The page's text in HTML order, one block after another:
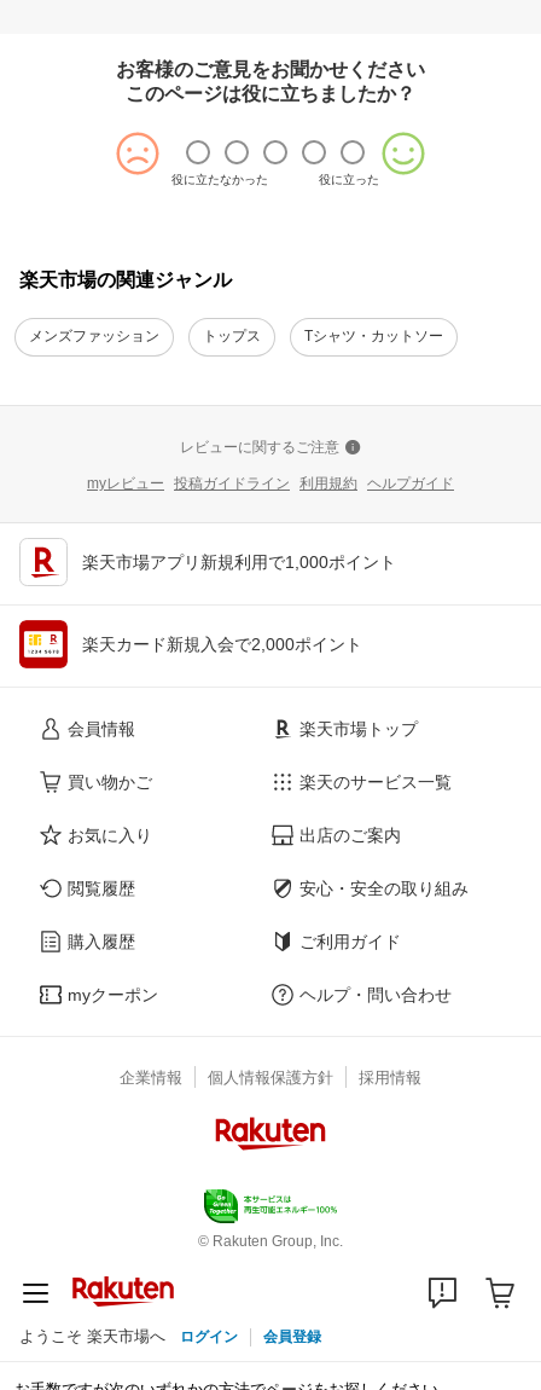
お客様のご意見をお聞かせください
このページは役に立ちましたか？
役に立たなかった 役に立った
楽天市場の関連ジャンル
メンズファッション トップス Tシャツ・カットソー
レビューに関するご注意
myレビュー 投稿ガイドライン 利用規約 ヘルプガイド
楽天市場アプリ新規利用で1,000ポイント
楽天カード新規入会で2,000ポイント
会員情報
買い物かご
お気に入り
閲覧履歴
購入履歴
myクーポン
楽天市場トップ
楽天のサービス一覧
出店のご案内
安心・安全の取り組み
ご利用ガイド
ヘルプ・問い合わせ
企業情報 個人情報保護方針 採用情報
© Rakuten Group, Inc.
ようこそ 楽天市場へ ログイン 会員登録